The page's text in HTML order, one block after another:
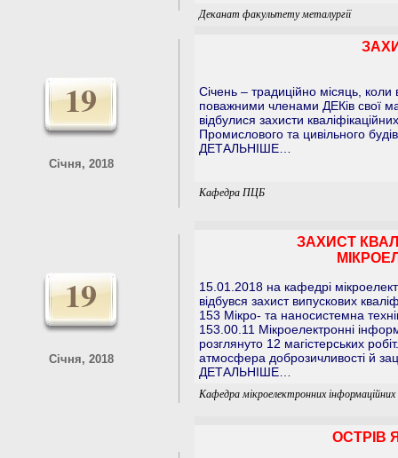
Деканат факультету металургії
19
Січня, 2018
Січень – традиційно місяць,
поважними членами ДЕКів свої
відбулися захисти
Промислового та цивільного
ДЕТАЛЬНІШЕ…
Кафедра ПЦБ
19
Січня, 2018
ЗАХИСТ
15.01.2018 на кафедрі
відбувся захист випускових
153 Мікро- та наносистемна
153.00.11 Мікроелектронні
розглянуто 12 магістерських
атмосфера доброзичливості й
ДЕТАЛЬНІШЕ…
Кафедра мікроелектронних
ОСТРІВ